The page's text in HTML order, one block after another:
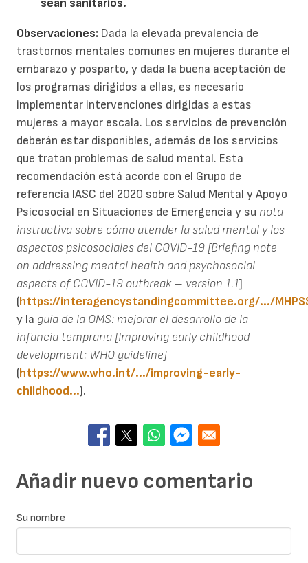
sean sanitarios.
Observaciones: Dada la elevada prevalencia de
trastornos mentales comunes en mujeres durante el
embarazo y posparto, y dada la buena aceptación de
los programas dirigidos a ellas, es necesario
implementar intervenciones dirigidas a estas
mujeres a mayor escala. Los servicios de prevención
deberán estar disponibles, además de los servicios
que tratan problemas de salud mental. Esta
recomendación está acorde con el Grupo de
referencia IASC del 2020 sobre Salud Mental y Apoyo
Psicosocial en Situaciones de Emergencia y su nota
instructiva sobre cómo atender la salud mental y los
aspectos psicosociales del COVID-19 [Briefing note
on addressing mental health and psychosocial
aspects of COVID-19 outbreak – version 1.1]
(https://interagencystandingcommittee.org/.../
y la guía de la OMS: mejorar el desarrollo de la
infancia temprana [Improving early childhood
development: WHO guideline]
(https://www.who.int/.../improving-early-
childhood...).
Añadir nuevo comentario
Su nombre